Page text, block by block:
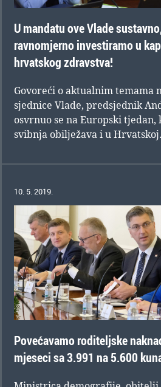
U mandatu ove Vlade
ravnomjerno investiramo u
hrvatskog zdravstva!
Govoreći o aktualnim temama
sjednice Vlade, predsjednik
osvrnuo se na Europski tjedan,
svibnja obilježava i u Hrvatskoj.
10. 5. 2019.
Povećavamo roditeljske
mjeseci sa 3.991 na 5.600